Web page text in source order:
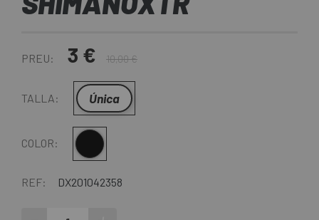
PREU: 3 € 10,00 €
TALLA: Única
COLOR: Multi
REF: DX201042358